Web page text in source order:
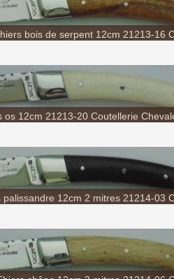
bois de serpent 12cm 21213-16
os 12cm 21213-20 Coutellerie
12cm 2 mitres 21214-03